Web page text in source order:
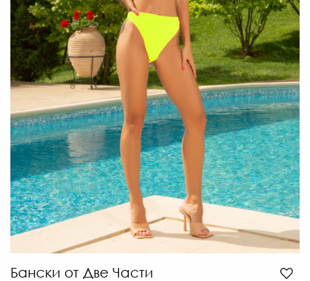
€
/
ЛВ.
-
€
/
Бански от Две Части